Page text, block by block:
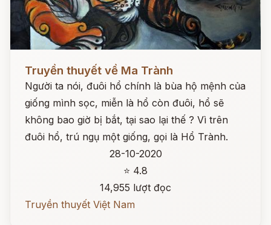
Đọc ngay
Truyền thuyết về Ma Trành
Người ta nói, đuôi hổ chính là bùa hộ mệnh của
giống mình sọc, miễn là hổ còn đuôi, hổ sẽ
không bao giờ bị bắt, tại sao lại thế ? Vì trên
đuôi hổ, trú ngụ một giống, gọi là Hổ Trành.
28-10-2020
⭐ 4.8
14,955 lượt đọc
Truyền thuyết Việt Nam